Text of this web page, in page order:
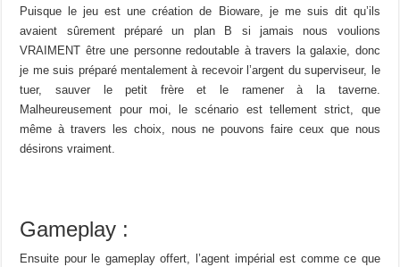
Puisque le jeu est une création de Bioware, je me suis dit qu’ils
avaient sûrement préparé un plan B si jamais nous voulions
VRAIMENT être une personne redoutable à travers la galaxie, donc
je me suis préparé mentalement à recevoir l’argent du superviseur, le
tuer, sauver le petit frère et le ramener à la taverne.
Malheureusement pour moi, le scénario est tellement strict, que
même à travers les choix, nous ne pouvons faire ceux que nous
désirons vraiment.
Gameplay :
Ensuite pour le gameplay offert, l’agent impérial est comme ce que